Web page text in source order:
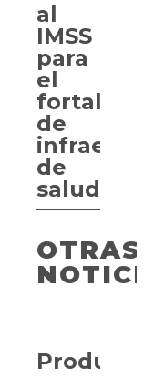
al
IMSS
para
el
de
de
salud
OTRAS